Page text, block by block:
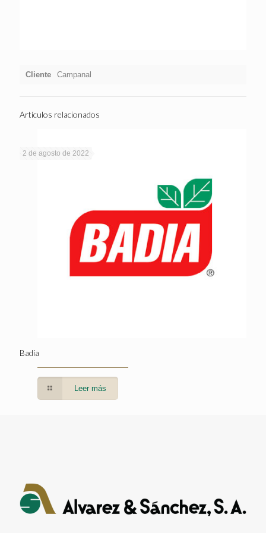
Cliente Campanal
Artículos relacionados
2 de agosto de 2022
Badía
Leer más